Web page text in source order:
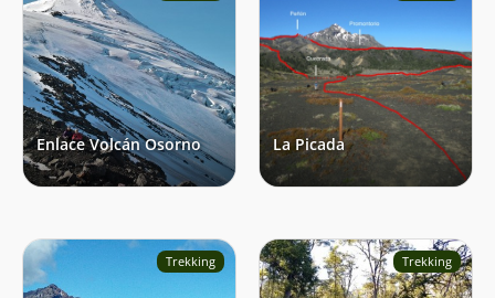
Enlace Volcán Osorno La Picada
Trekking Trekking